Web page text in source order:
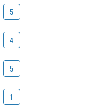
5
4
5
1